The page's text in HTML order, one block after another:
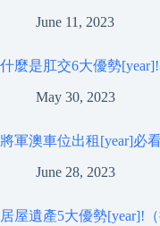
June 11, 2023
什麼是肛交6大優勢
May 30, 2023
將軍澳車位出租[year]必
June 28, 2023
居屋遺產5大優勢[year]!（